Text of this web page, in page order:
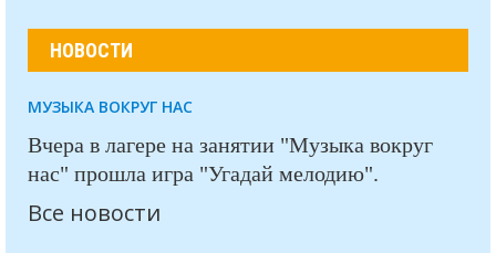
НОВОСТИ
МУЗЫКА ВОКРУГ НАС
Вчера в лагере на занятии "Музыка вокруг
нас" прошла игра "Угадай мелодию".
Все новости